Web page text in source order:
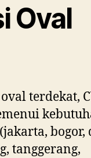
Oval
terdekat,
bogor,
tanggerang,